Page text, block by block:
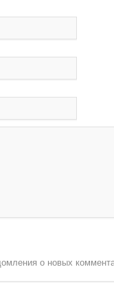
о новых